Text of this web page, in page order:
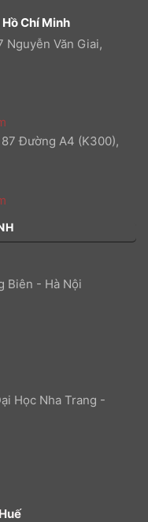
Chí Minh
Nguyễn Văn Giai,
Đường A4 (K300),
Biên - Hà Nội
Học Nha Trang -